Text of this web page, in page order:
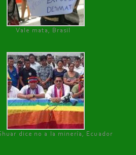
Vale mata, Brasil
dice no a la minería, Ecuador